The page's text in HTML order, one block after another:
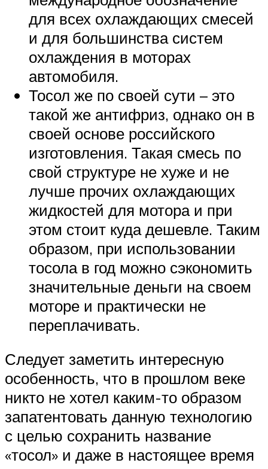
для всех охлаждающих смесей
и для большинства систем
охлаждения в моторах
автомобиля.
Тосол же по своей сути – это
такой же антифриз, однако он в
своей основе российского
изготовления. Такая смесь по
свой структуре не хуже и не
лучше прочих охлаждающих
жидкостей для мотора и при
этом стоит куда дешевле. Таким
образом, при использовании
тосола в год можно сэкономить
значительные деньги на своем
моторе и практически не
переплачивать.
Следует заметить интересную
особенность, что в прошлом веке
никто не хотел каким-то образом
запатентовать данную технологию
с целью сохранить название
«тосол» и даже в настоящее время